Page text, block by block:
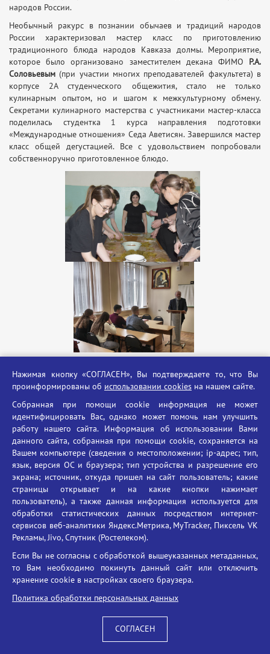
народов России.
Необычный ракурс в познании обычаев и традиций народов
России характеризовал мастер класс по приготовлению
традиционного блюда народов Кавказа долмы. Мероприятие,
которое было организовано заместителем декана ФИМО Р.А.
Соловьевым (при участии многих преподавателей факультета) в
корпусе 2А студенческого общежития, стало не только
кулинарным опытом, но и шагом к межкультурному обмену.
Секретами кулинарного мастерства с участниками мастер-класса
поделилась студентка 1 курса направления подготовки
«Международные отношения» Седа Аветисян. Завершился мастер
класс общей дегустацией. Все с удовольствием попробовали
собственноручно приготовленное блюдо.
Знакомство с духовно-
просветительским центром
преподобного Олега Брянского
3 апреля в рамках сотрудничества с Брянской епархией, а также
в рамках учебной практики студенты направления «Теология» во
главе с заместителем декана по учебной и научной работе
Хомутовой Е.В. посетили духовно просветительский центр имени
преподобного благоверного князя Олега Брянского. Центр
расположен на территории Кафедрального собора во имя
Святой Троицы. Целью мероприятия было знакомство с духовно
нравственными традициями региона, историей православия на
Брянской земле и просветительской деятельностью церкви.
Состоялась беседа с его руководителем иереем Даниилом
Кузянкиным, который подробно рассказал о деятельности
центра. Затем отец Даниил уделил внимание разговору о
нравственности, вере, любви, смирении и покаянии, роли
духовных ценностей и семьи в современном обществе. Студенты
веры, понимании настоящей любви и брака. Также студентов
Нажимая кнопку «СОГЛАСЕН», Вы подтверждаете то, что Вы
проинформированы об использовании cookies на нашем сайте.
Собранная при помощи cookie информация не может
идентифицировать Вас, однако может помочь нам улучшить
работу нашего сайта. Информация об использовании Вами
данного сайта, собранная при помощи cookie, сохраняется на
Вашем компьютере (сведения о местоположении; ip-адрес; тип,
язык, версия ОС и браузера; тип устройства и разрешение его
экрана; источник, откуда пришел на сайт пользователь; какие
страницы открывает и на какие кнопки нажимает
пользователь), а также данная информация используется для
обработки статистических данных посредством интернет-
сервисов веб-аналитики Яндекс.Метрика, MyTracker, Пиксель VK
Рекламы, Jivo, Спутник (Ростелеком).
Если Вы не согласны с обработкой вышеуказанных метаданных,
то Вам необходимо покинуть данный сайт или отключить
хранение cookie в настройках своего браузера.
Политика обработки персональных данных
СОГЛАСЕН